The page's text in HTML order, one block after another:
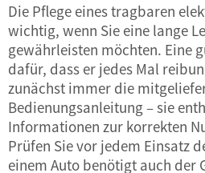
Die Pflege eines tragbaren
wichtig, wenn Sie eine lange
gewährleisten möchten. Eine
dafür, dass er jedes Mal
zunächst immer die
Bedienungsanleitung – sie
Informationen zur korrekten
Prüfen Sie vor jedem Einsatz
einem Auto benötigt auch der